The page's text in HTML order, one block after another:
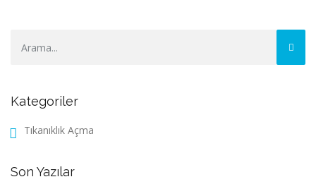
Kategoriler
Tıkanıklık Açma
Son Yazılar